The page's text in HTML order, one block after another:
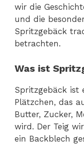
wir die
und die
Spritzgebäck
betrachten.
Was ist
Spritzgebäck ist
Plätzchen, das
Butter, Zucker,
wird. Der Teig
ein Backblech